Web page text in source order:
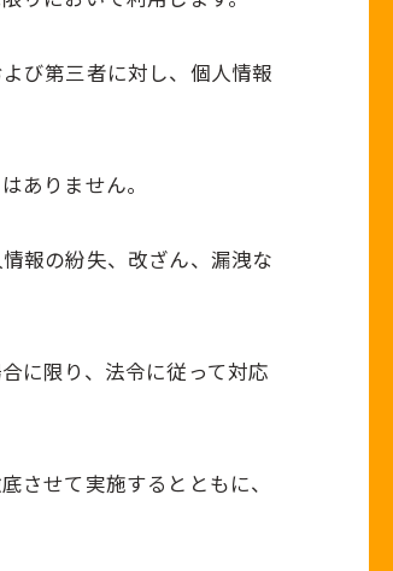
び第三者に対し、個人情報
ありません。
報の紛失、改ざん、漏洩な
に限り、法令に従って対応
させて実施するとともに、